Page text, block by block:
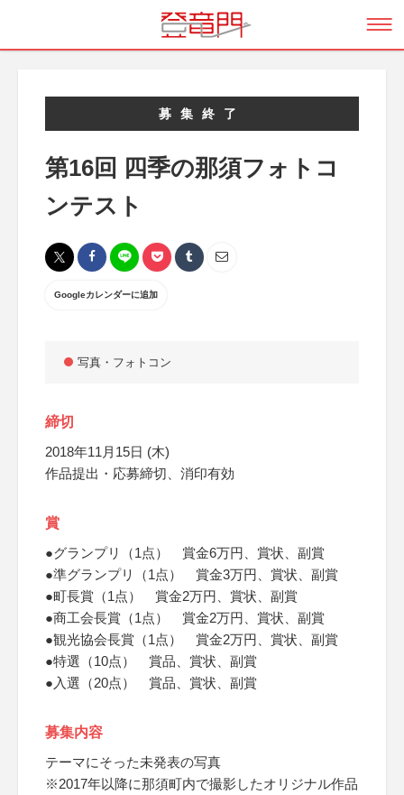
募集終了
第16回 四季の那須フォトコ
ンテスト
Googleカレンダーに追加
写真・フォトコン
締切
2018年11月15日 (木)
作品提出・応募締切、消印有効
賞
●グランプリ（1点） 賞金6万円、賞状、副賞
●準グランプリ（1点） 賞金3万円、賞状、副賞
●町長賞（1点） 賞金2万円、賞状、副賞
●商工会長賞（1点） 賞金2万円、賞状、副賞
●観光協会長賞（1点） 賞金2万円、賞状、副賞
●特選（10点） 賞品、賞状、副賞
●入選（20点） 賞品、賞状、副賞
募集内容
テーマにそった未発表の写真
※2017年以降に那須町内で撮影したオリジナル作品